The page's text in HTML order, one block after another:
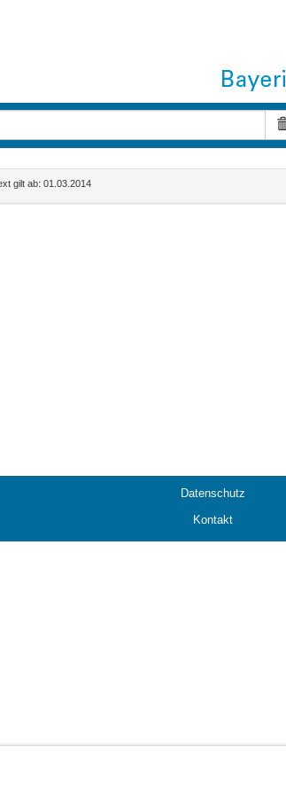
gilt ab: 01.03.2014
Datenschutz
Kontakt